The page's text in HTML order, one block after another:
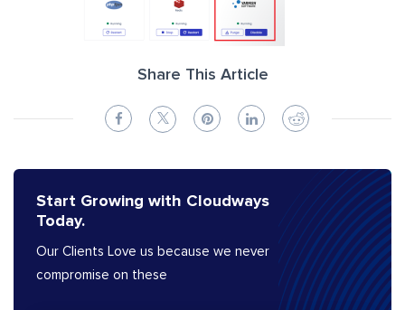
Share This Article
Start Growing with Cloudways
Today.
Our Clients Love us because we never
compromise on these